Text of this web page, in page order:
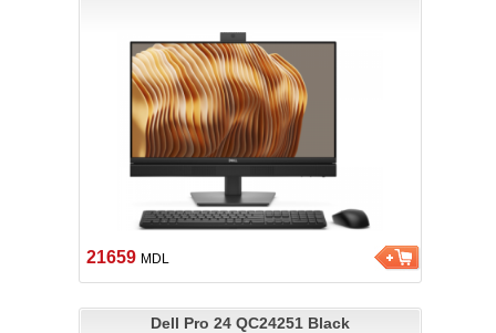
21659 MDL
Dell Pro 24 QC24251 Black